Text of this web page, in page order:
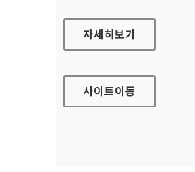
애큐온저축은행
자세히보기
사이트이동